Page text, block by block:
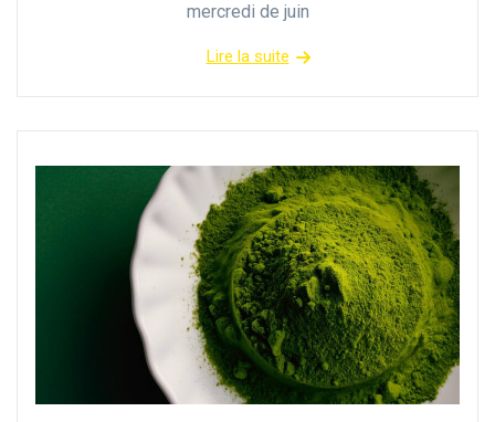
mercredi de juin
Lire la suite